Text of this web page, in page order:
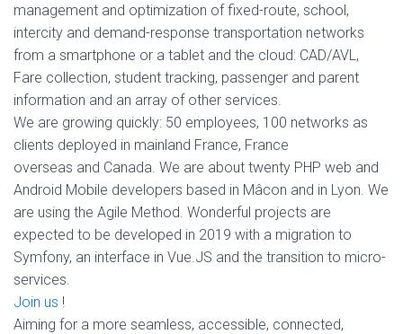
management and optimization of fixed-route, school,
intercity and demand-response transportation networks
from a smartphone or a tablet and the cloud: CAD/AVL,
Fare collection, student tracking, passenger and parent
information and an array of other services.
We are growing quickly: 50 employees, 100 networks as
clients deployed in mainland France, France
overseas and Canada. We are about twenty PHP web and
Android Mobile developers based in Mâcon and in Lyon. We
are using the Agile Method. Wonderful projects are
expected to be developed in 2019 with a migration to
Symfony, an interface in Vue.JS and the transition to micro-
services.
Join us !
Aiming for a more seamless, accessible, connected,